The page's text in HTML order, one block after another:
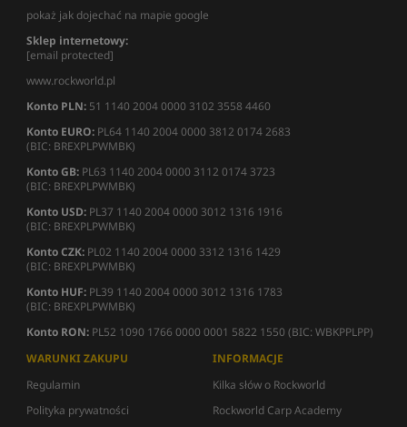
pokaż jak dojechać na mapie google
Sklep internetowy:
[email protected]
www.rockworld.pl
Konto PLN: 51 1140 2004 0000 3102 3558 4460
Konto EURO: PL64 1140 2004 0000 3812 0174 2683
(BIC: BREXPLPWMBK)
Konto GB: PL63 1140 2004 0000 3112 0174 3723
(BIC: BREXPLPWMBK)
Konto USD: PL37 1140 2004 0000 3012 1316 1916
(BIC: BREXPLPWMBK)
Konto CZK: PL02 1140 2004 0000 3312 1316 1429
(BIC: BREXPLPWMBK)
Konto HUF: PL39 1140 2004 0000 3012 1316 1783
(BIC: BREXPLPWMBK)
Konto RON: PL52 1090 1766 0000 0001 5822 1550 (BIC: WBKPPLPP)
WARUNKI ZAKUPU
Regulamin
Polityka prywatności
INFORMACJE
Kilka słów o Rockworld
Rockworld Carp Academy